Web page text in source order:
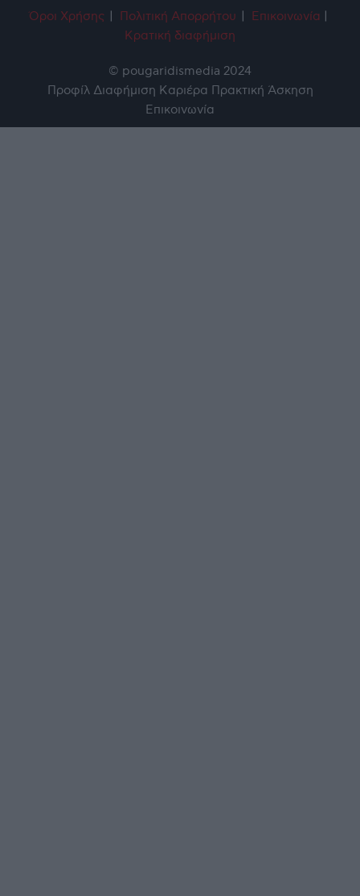
Όροι Χρήσης Πολιτική Απορρήτου Επικοινωνία
Κρατική διαφήμιση
© pougaridismedia 2024
Προφίλ Διαφήμιση Καριέρα Πρακτική Άσκηση
Επικοινωνία